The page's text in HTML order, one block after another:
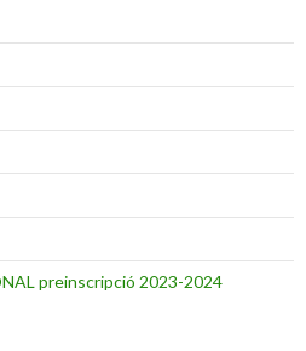
preinscripció 2023-2024